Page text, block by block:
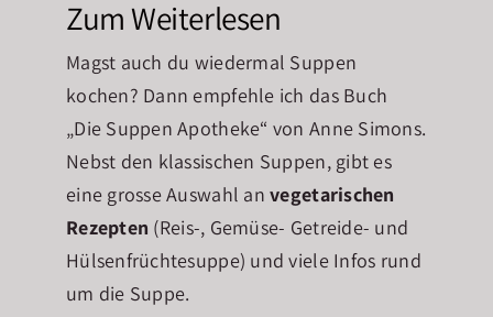
Zum Weiterlesen
Magst auch du wiedermal Suppen
kochen? Dann empfehle ich das Buch
„Die Suppen Apotheke“ von Anne Simons.
Nebst den klassischen Suppen, gibt es
eine grosse Auswahl anvegetarischen
Rezepten (Reis-, Gemüse- Getreide- und
Hülsenfrüchtesuppe) und viele Infos rund
um die Suppe.